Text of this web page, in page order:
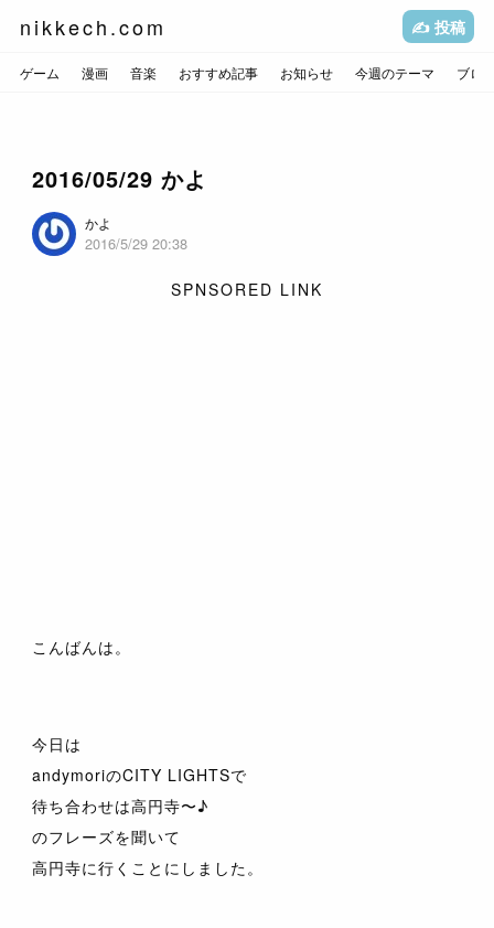
nikkech.com ✍️ 投稿
ゲーム 漫画 音楽 おすすめ記事 お知らせ 今週のテーマ ブロ
2016/05/29 かよ
かよ
2016/5/29 20:38
SPNSORED LINK
こんばんは。
今日は
andymoriのCITY LIGHTSで
待ち合わせは高円寺〜♪
のフレーズを聞いて
高円寺に行くことにしました。